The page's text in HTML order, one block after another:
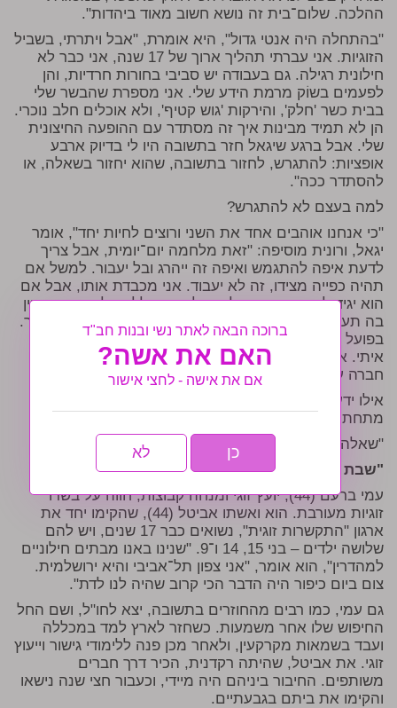
ההלכה. שלום־בית זה נושא חשוב מאוד ביהדות".
"בהתחלה היה אנטי גדול", היא אומרת, "אבל ויתרתי, בשביל
הזוגיות. אני עברתי תהליך ארוך של 17 שנה, אני כבר לא
חילונית רגילה. גם בעבודה יש סביבי בחורות חרדיות, והן
לפעמים בשוֹק מרמת הידע שלי. אני מספרת שהבשר שלי
בבית כשר 'חלק', והירקות 'גוש קטיף', ולא אוכלים חלב נוכרי.
הן לא תמיד מבינות איך זה מסתדר עם ההופעה החיצונית
שלי. אבל ברגע שיגאל חזר בתשובה היו לי בדיוק ארבע
אופציות: להתגרש, לחזור בתשובה, שהוא יחזור בשאלה, או
להסתדר ככה".
למה בעצם לא להתגרש?
"כי אנחנו אוהבים אחד את השני ורוצים לחיות יחד", אומר
יגאל, ורונית מוסיפה: "זאת מלחמה יום־יומית, אבל צריך
לדעת איפה להתגמש ואיפה זה ייהרג ובל יעבור. למשל אם
תהיה כפייה מצידו, זה לא יעבוד. אני מכבדת אותו, אבל אם
הוא יגיד לי שמהיום אני לא יכולה יותר ללכת למסעדה שאין
בה תעודת כשרות או שאני חייבת לשמור שבת – זה לא ילך.
בפועל בלאו הכי אין לי לאן לנסוע בשבת אם הוא לא בא
איתי. אז אנחנו אוכלים ארוחות שבת ומשחקים משחקי
חברה עם הילדים". טלוויזיה, אגב, אין בבית, "מבחירה".
אילו ידעת לפני החתונה שזה יהיה המצב, היית בכלל
מתחתנת?
"שאלה קשה. לא יודעת".
"שבת נעימה גם לחילוני"
עמי ברעם (44), יועץ זוגי ומנחה קבוצות, חווה על בשרו
זוגיות מעורבת. הוא ואשתו אביטל (44), שהקימו יחד את
ארגון "התקשרות זוגית", נשואים כבר 17 שנים, ויש להם
שלושה ילדים – בני 15, 14 ו־9. "שנינו באנו מבתים חילוניים
למהדרין", הוא אומר, "אני צפון תל־אביבי והיא ירושלמית.
צום ביום כיפור היה הדבר הכי קרוב שהיה לנו לדת".
גם עמי, כמו רבים מהחוזרים בתשובה, יצא לחו"ל, ושם החל
החיפוש שלו אחר משמעות. כשחזר לארץ למד במכללה
ועבד בשמאות מקרקעין, ולאחר מכן פנה ללימודי גישור וייעוץ
זוגי. את אביטל, שהיתה רקדנית, הכיר דרך חברים
משותפים. החיבור ביניהם היה מיידי, וכעבור חצי שנה נישאו
והקימו את ביתם בגבעתיים.
ברוכה הבאה לאתר נשי ובנות חב"ד
האם את אשה?
אם את אישה - לחצי אישור
כן לא